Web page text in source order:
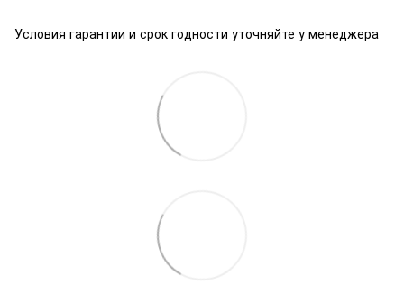
Условия гарантии и срок годности уточняйте у менеджера